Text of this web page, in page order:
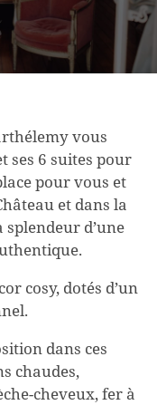
vous
ses 6 suites pour
pour vous et
et dans la
splendeur d’une
.
cosy, dotés d’un
dans ces
chaudes,
cheveux, fer à